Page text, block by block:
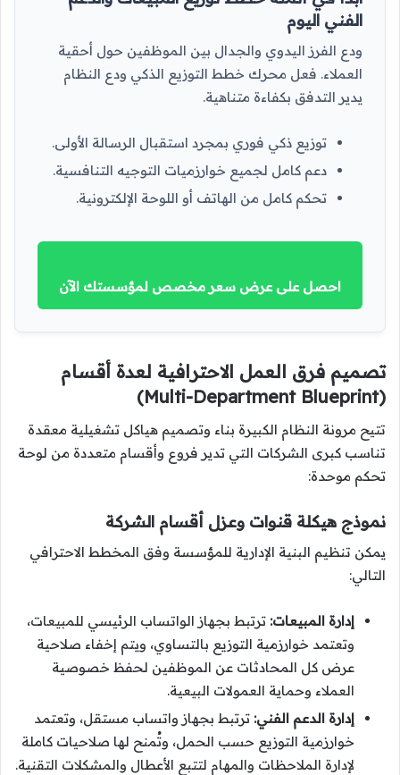
الفني اليوم
ودع الفرز اليدوي والجدال بين الموظفين حول أحقية
العملاء. فعل محرك خطط التوزيع الذكي ودع النظام
يدير التدفق بكفاءة متناهية.
توزيع ذكي فوري بمجرد استقبال الرسالة الأولى.
دعم كامل لجميع خوارزميات التوجيه التنافسية.
تحكم كامل من الهاتف أو اللوحة الإلكترونية.
احصل على عرض سعر مخصص لمؤسستك الآن
تصميم فرق العمل الاحترافية لعدة أقسام
(Multi-Department Blueprint)
تتيح مرونة النظام الكبيرة بناء وتصميم هياكل تشغيلية معقدة
تناسب كبرى الشركات التي تدير فروع وأقسام متعددة من لوحة
تحكم موحدة:
نموذج هيكلة قنوات وعزل أقسام الشركة
يمكن تنظيم البنية الإدارية للمؤسسة وفق المخطط الاحترافي
التالي:
إدارة المبيعات: ترتبط بجهاز الواتساب الرئيسي للمبيعات،
وتعتمد خوارزمية التوزيع بالتساوي، ويتم إخفاء صلاحية
عرض كل المحادثات عن الموظفين لحفظ خصوصية
العملاء وحماية العمولات البيعية.
إدارة الدعم الفني: ترتبط بجهاز واتساب مستقل، وتعتمد
خوارزمية التوزيع حسب الحمل، وتُمنح لها صلاحيات كاملة
لإدارة الملاحظات والمهام لتتبع الأعطال والمشكلات التقنية.